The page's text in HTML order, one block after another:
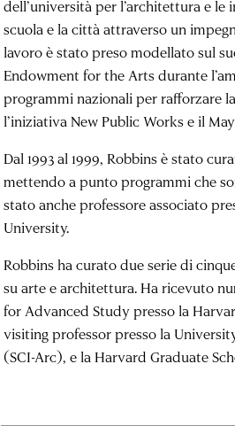
dell’università per l’architettura e
scuola e la città attraverso un
lavoro è stato preso modellato sul
Endowment for the Arts durante
programmi nazionali per rafforzare
l’iniziativa New Public Works e il
Dal 1993 al 1999, Robbins è stato
mettendo a punto programmi che
stato anche professore associato
University.
Robbins ha curato due serie di
su arte e architettura. Ha ricevuto
for Advanced Study presso la
visiting professor presso la
(SCI-Arc), e la Harvard Graduate